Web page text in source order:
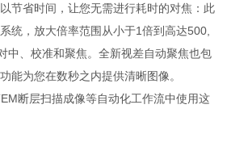
节省时间，让您无需进行耗时的对焦：此
统，放大倍率范围从小于1倍到高达500,
中、校准和聚焦。全新视差自动聚焦也包
能为您在数秒之内提供清晰图像。
断层扫描成像等自动化工作流中使用这